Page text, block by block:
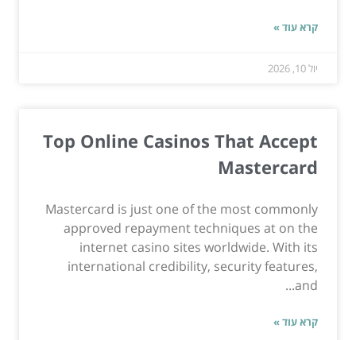
קרא עוד »
יול 10, 2026
Top Online Casinos That Accept
Mastercard
Mastercard is just one of the most commonly
approved repayment techniques at on the
internet casino sites worldwide. With its
international credibility, security features,
and...
קרא עוד »